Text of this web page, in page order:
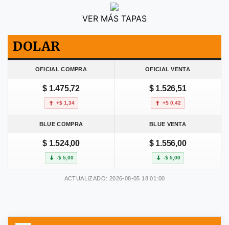
VER MÁS TAPAS
DOLAR
OFICIAL COMPRA OFICIAL VENTA
$ 1.475,72
+$ 1,34
$ 1.526,51
+$ 0,42
BLUE COMPRA BLUE VENTA
$ 1.524,00
-$ 5,00
$ 1.556,00
-$ 5,00
ACTUALIZADO: 2026-08-05 18:01:00